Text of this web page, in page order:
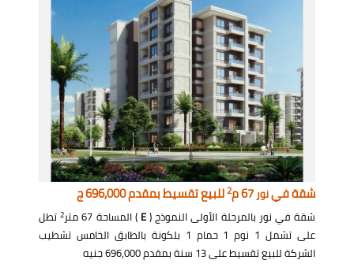
شقة فينور 2للبيع تقسيط بمقدم 696,000 ج
شقة في نور بالمرحلة الأولى النموذج (E ) المساحة 67 متر 2تطل
على تشمل 1 نوم 1 حمام 1 بلكونة بالطابق الخامس تشطيب
الشركة للبيع تقسيط على 13 سنة بمقدم 696,000 جنيه